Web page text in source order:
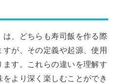
は、どちらも寿司飯を作る際
が、その定義や起源、使用
す。これらの違いを理解す
より深く楽しむことができ